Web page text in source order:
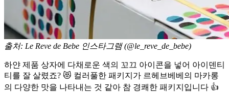
출처: Le Reve de Bebe 인스타그램 (@le_reve_de_bebe)
하얀 제품 상자에 다채로운 색의 꼬끄 아이콘을 넣어 아이덴티
티를 잘 살렸죠? 😻 컬러풀한 패키지가 르헤브베베의 마카롱
의 다양한 맛을 나타내는 것 같아 참 경쾌한 패키지입니다 👍